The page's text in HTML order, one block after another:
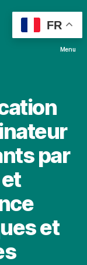
Menu
par
et
FR